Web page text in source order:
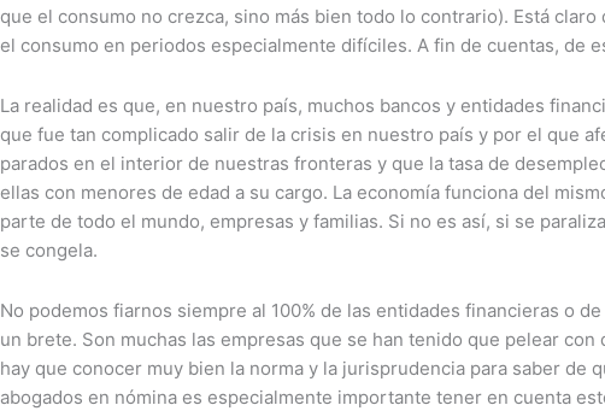
que el consumo no crezca, sino más bien todo lo contrario). Está
el consumo en periodos especialmente difíciles. A fin de cuentas, de
La realidad es que, en nuestro país, muchos bancos y entidades
que fue tan complicado salir de la crisis en nuestro país y por el que
parados en el interior de nuestras fronteras y que la tasa de
ellas con menores de edad a su cargo. La economía funciona del
parte de todo el mundo, empresas y familias. Si no es así, si se
se congela.
No podemos fiarnos siempre al 100% de las entidades financieras o
un brete. Son muchas las empresas que se han tenido que pelear
hay que conocer muy bien la norma y la jurisprudencia para saber de
abogados en nómina es especialmente importante tener en cuenta